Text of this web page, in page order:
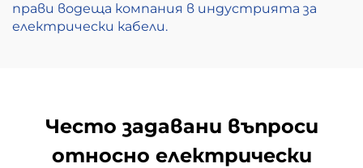
прави водеща компания в индустрията за
електрически кабели.
Често задавани въпроси
относно електрически